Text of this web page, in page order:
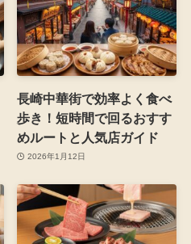
長崎中華街で効率よく食べ
歩き！短時間で回るおすす
めルートと人気店ガイド
2026年1月12日